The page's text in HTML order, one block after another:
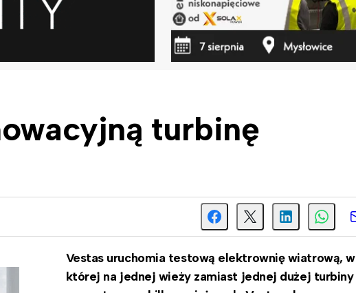
turbinę
Vestas uruchomia testową elektrownię wiatrową, w
której na jednej wieży zamiast jednej dużej turbiny